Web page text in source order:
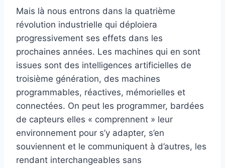
Mais là nous entrons dans la quatrième
révolution industrielle qui déploiera
progressivement ses effets dans les
prochaines années. Les machines qui en sont
issues sont des intelligences artificielles de
troisième génération, des machines
programmables, réactives, mémorielles et
connectées. On peut les programmer, bardées
de capteurs elles « comprennent » leur
environnement pour s’y adapter, s’en
souviennent et le communiquent à d’autres, les
rendant interchangeables sans